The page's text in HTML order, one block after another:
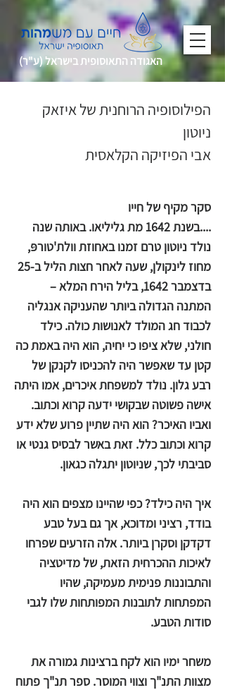
האגודה התאוסופית בישראל (ע"ר)
הפילוסופיה הרוחנית של איזאק
ניוטון
אבי הפיזיקה הקלאסית
סקר מקיף של חייו
....בשנת 1642 מת גליליאו. באותה שנה
נולד ניוטון טרם זמנו באחוזת וולת'טורפּ,
מחוז לינקולן, שעה לאחר חצות הליל ב-25
בדצמבר 1642, בליל הירח המלא –
המתנה הגדולה ביותר שהעניקה אנגליה
לכבוד חג המולד לאנושות כולה. כילד
חולני, שלא ציפו כי יחיה, הוא היה באמת כה
קטן עד שאפשר היה להכניסו לקנקן של
רבע גלון. נולד למשפחת איכרים, אמו היתה
אישה פשוטה שבקושי ידעה קרוא וכתוב.
ואביו האיכר? הוא היה שתיין פרוע שלא ידע
קרוא וכתוב כלל. זאת באשר לבסיס גנטי או
סביבתי לכך, שניוטון יתגלה כגאון.
איך היה כילד? כפי שהיינו מצפים הוא היה
בודד, רציני ומדוכא, אך גם בעל טבע
דקדקן וסקרן ביותר. אלה הזרעים שפרחו
לאיכות ההכרחית הזאת, של מדיטציה
והתבוננות פנימית מעמיקה, שהיו
המפתחות לתובנות המפותחות שלו לגבי
סודות הטבע.
משחר ימיו הוא לקח ברצינות גמורה את
מצוות התנ"ך וצווי המוסר. ספר תנ"ך פתוח